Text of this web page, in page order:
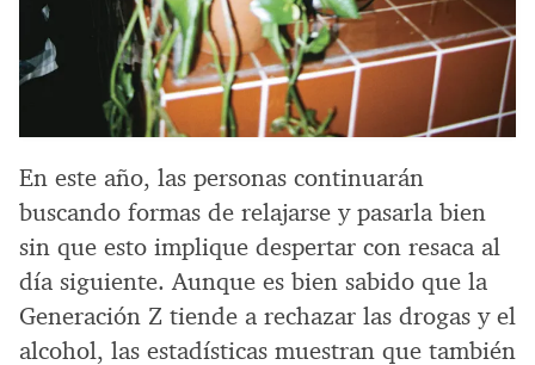
En este año, las personas continuarán
buscando formas de relajarse y pasarla bien
sin que esto implique despertar con resaca al
día siguiente. Aunque es bien sabido que la
Generación Z tiende a rechazar las drogas y el
alcohol, las estadísticas muestran que también